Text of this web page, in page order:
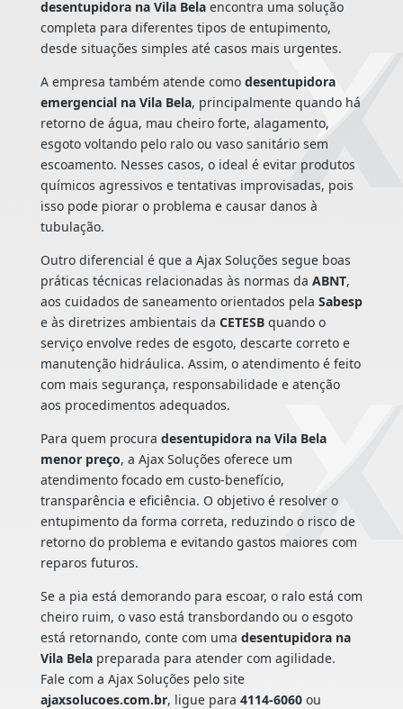
desentupidora na Vila Belaencontra uma solução
completa para diferentes tipos de entupimento,
desde situações simples até casos mais urgentes.
A empresa também atende como desentupidora
emergencial na Vila Bela, principalmente quando há
retorno de água, mau cheiro forte, alagamento,
esgoto voltando pelo ralo ou vaso sanitário sem
escoamento. Nesses casos, o ideal é evitar produtos
químicos agressivos e tentativas improvisadas, pois
isso pode piorar o problema e causar danos à
tubulação.
Outro diferencial é que a Ajax Soluções segue boas
práticas técnicas relacionadas às normas da ABNT,
aos cuidados de saneamento orientados pela Sabesp
e às diretrizes ambientais da CETESBquando o
serviço envolve redes de esgoto, descarte correto e
manutenção hidráulica. Assim, o atendimento é feito
com mais segurança, responsabilidade e atenção
aos procedimentos adequados.
Para quem procura desentupidora na Vila Bela
menor preço, a Ajax Soluções oferece um
atendimento focado em custo-benefício,
transparência e eficiência. O objetivo é resolver o
entupimento da forma correta, reduzindo o risco de
retorno do problema e evitando gastos maiores com
reparos futuros.
Se a pia está demorando para escoar, o ralo está com
cheiro ruim, o vaso está transbordando ou o esgoto
está retornando, conte com uma desentupidora na
Vila Belapreparada para atender com agilidade.
Fale com a Ajax Soluções pelo site
ajaxsolucoes.com.br, ligue para 4114-6060ou